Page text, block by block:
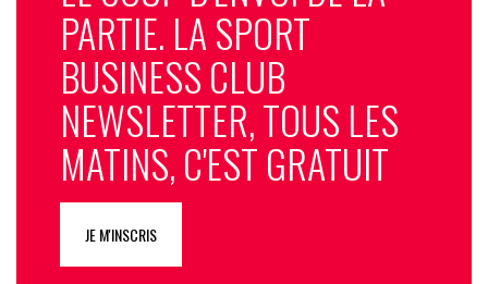
PARTIE. LA SPORT
BUSINESS CLUB
NEWSLETTER, TOUS LES
MATINS, C'EST GRATUIT
JE M'INSCRIS